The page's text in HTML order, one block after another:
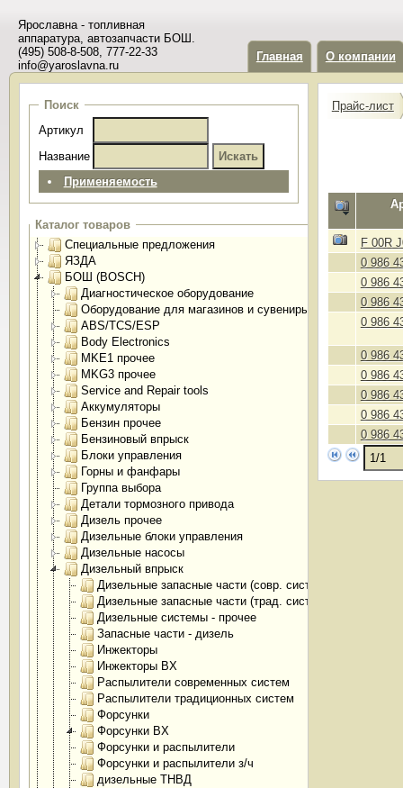
Ярославна - топливная
аппаратура, автозапчасти БОШ.
(495) 508-8-508, 777-22-33
info@yaroslavna.ru
Главная О компании
Поиск
Артикул
Название
Применяемость
Каталог товаров
Специальные предложения
ЯЗДА
БОШ (BOSCH)
Диагностическое оборудование
Оборудование для магазинов и сувениры
ABS/TCS/ESP
Body Electronics
MKE1 прочее
MKG3 прочее
Service and Repair tools
Аккумуляторы
Бензин прочее
Бензиновый впрыск
Блоки управления
Горны и фанфары
Группа выбора
Детали тормозного привода
Дизель прочее
Дизельные блоки управления
Дизельные насосы
Дизельный впрыск
Дизельные запасные части (совр. системы)
Дизельные запасные части (трад. системы)
Дизельные системы - прочее
Запасные части - дизель
Инжекторы
Инжекторы BX
Распылители современных систем
Распылители традиционных систем
Форсунки
Форсунки BX
Форсунки и распылители
Форсунки и распылители з/ч
дизельные ТНВД
Прайс-лист
F 00R
0 986
0 986
0 986
0 986
0 986
0 986
0 986
0 986
0 986